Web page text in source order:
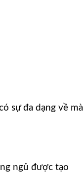
sự đa dạng về
ngủ được tạo